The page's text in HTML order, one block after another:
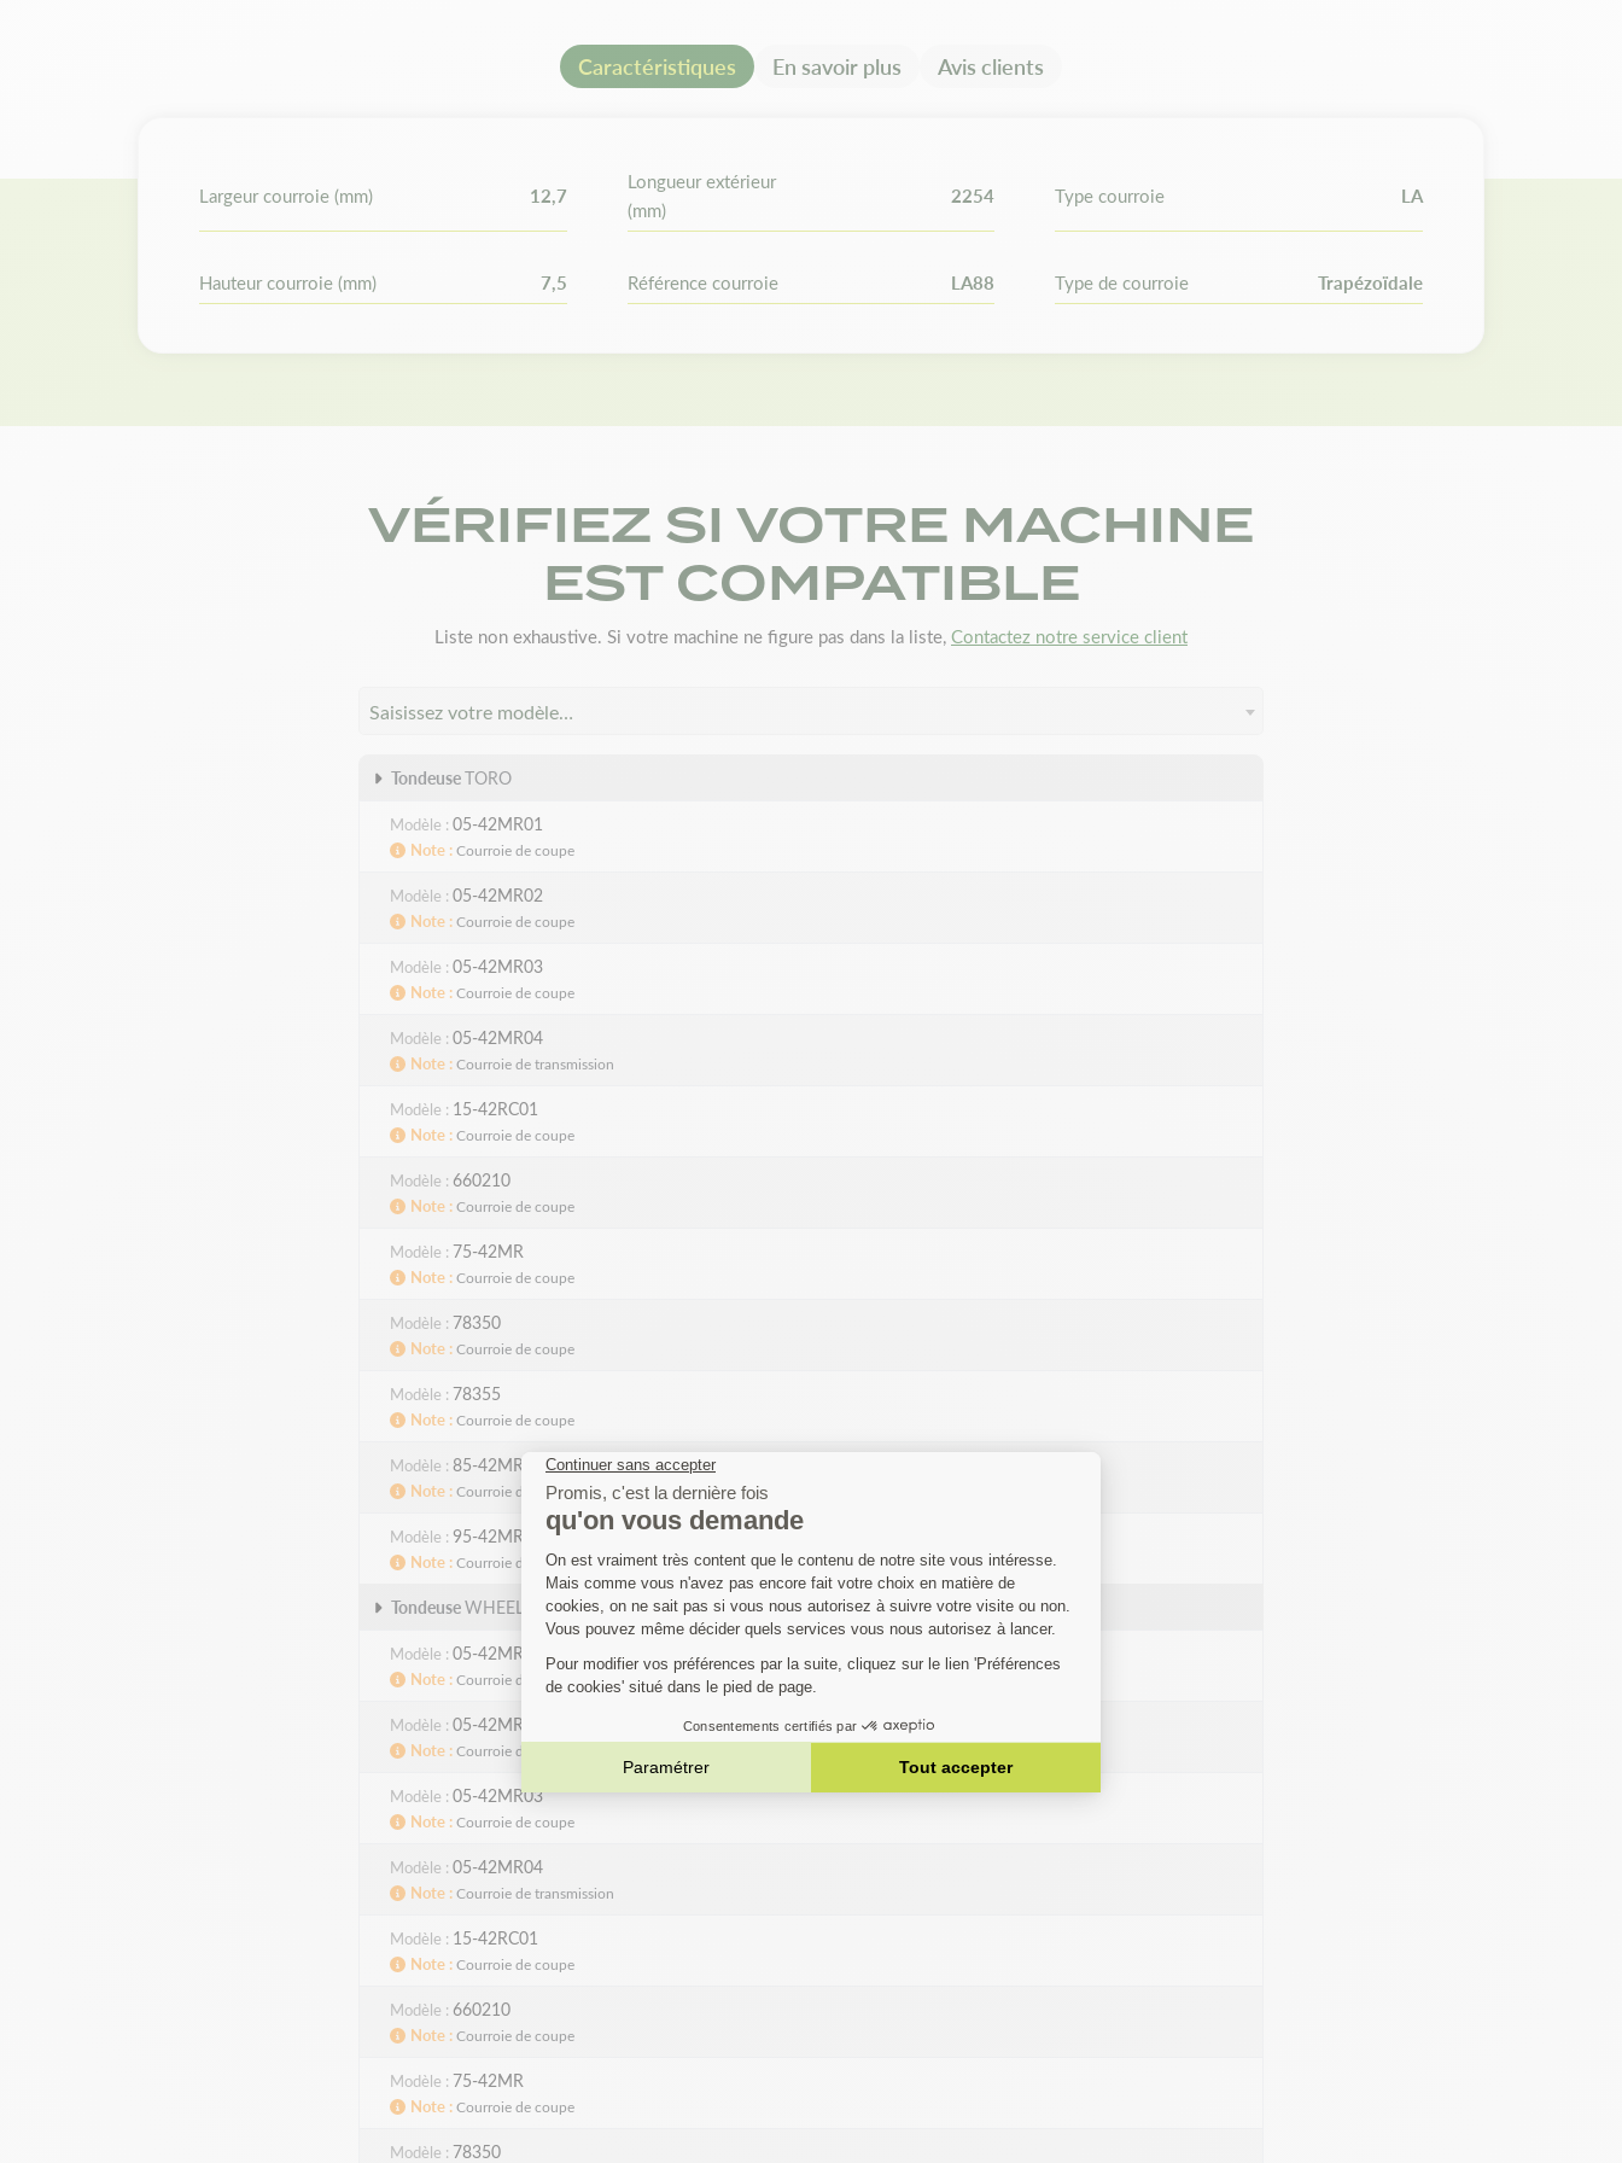
l'autre. Vérifiez vos dimensions et références d'origine avant de passer
Caractéristiques En savoir plus Avis clients
Largeur courroie (mm) 12,7
Longueur extérieur
(mm)
2254 Type courroie LA
Hauteur courroie (mm) 7,5 Référence courroie LA88 Type de courroie Trapézoïdale
VÉRIFIEZ SI VOTRE MACHINE
EST COMPATIBLE
Liste non exhaustive. Si votre machine ne figure pas dans la liste, Contactez notre service client
Saisissez votre modèle…
TondeuseTORO
Modèle 05-42MR01
Note Courroie de coupe
Modèle 05-42MR02
Note Courroie de coupe
Modèle 05-42MR03
Note Courroie de coupe
Modèle 05-42MR04
Note Courroie de transmission
Modèle 15-42RC01
Note Courroie de coupe
Modèle 660210
Note Courroie de coupe
Modèle 75-42MR
Note Courroie de coupe
Modèle 78350
Note Courroie de coupe
Modèle 78355
Note Courroie de coupe
Modèle 85-42MR
Note Courroie de coupe
Modèle 95-42MR
Note Courroie de coupe
TondeuseWHEEL HORSE
Modèle 05-42MR01
Note Courroie de coupe
Modèle 05-42MR02
Note Courroie de coupe
Modèle 05-42MR03
Note Courroie de coupe
Modèle 05-42MR04
Note Courroie de transmission
Modèle 15-42RC01
Note Courroie de coupe
Modèle 660210
Note Courroie de coupe
Modèle 75-42MR
Note Courroie de coupe
Modèle 78350